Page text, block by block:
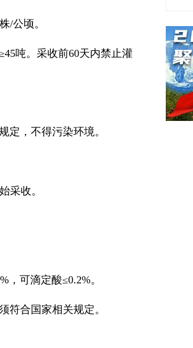
/公顷。
吨。采收前60天内禁止灌
定，不得污染环境。
采收。
可滴定酸≤0.2%。
符合国家相关规定。